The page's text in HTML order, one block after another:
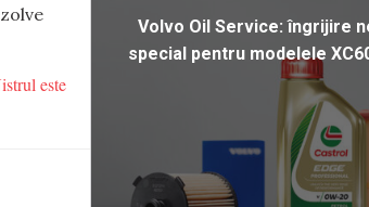
este
Volvo Oil Service: îngrijire
special pentru modelele